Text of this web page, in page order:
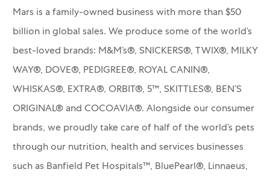
Mars is a family-owned business with more than $50
billion in global sales. We produce some of the world’s
best-loved brands: M&M’s®, SNICKERS®, TWIX®, MILKY
WAY®, DOVE®, PEDIGREE®, ROYAL CANIN®,
WHISKAS®, EXTRA®, ORBIT®, 5™, SKITTLES®, BEN’S
ORIGINAL® and COCOAVIA®. Alongside our consumer
brands, we proudly take care of half of the world’s pets
through our nutrition, health and services businesses
such as Banfield Pet Hospitals™, BluePearl®, Linnaeus,